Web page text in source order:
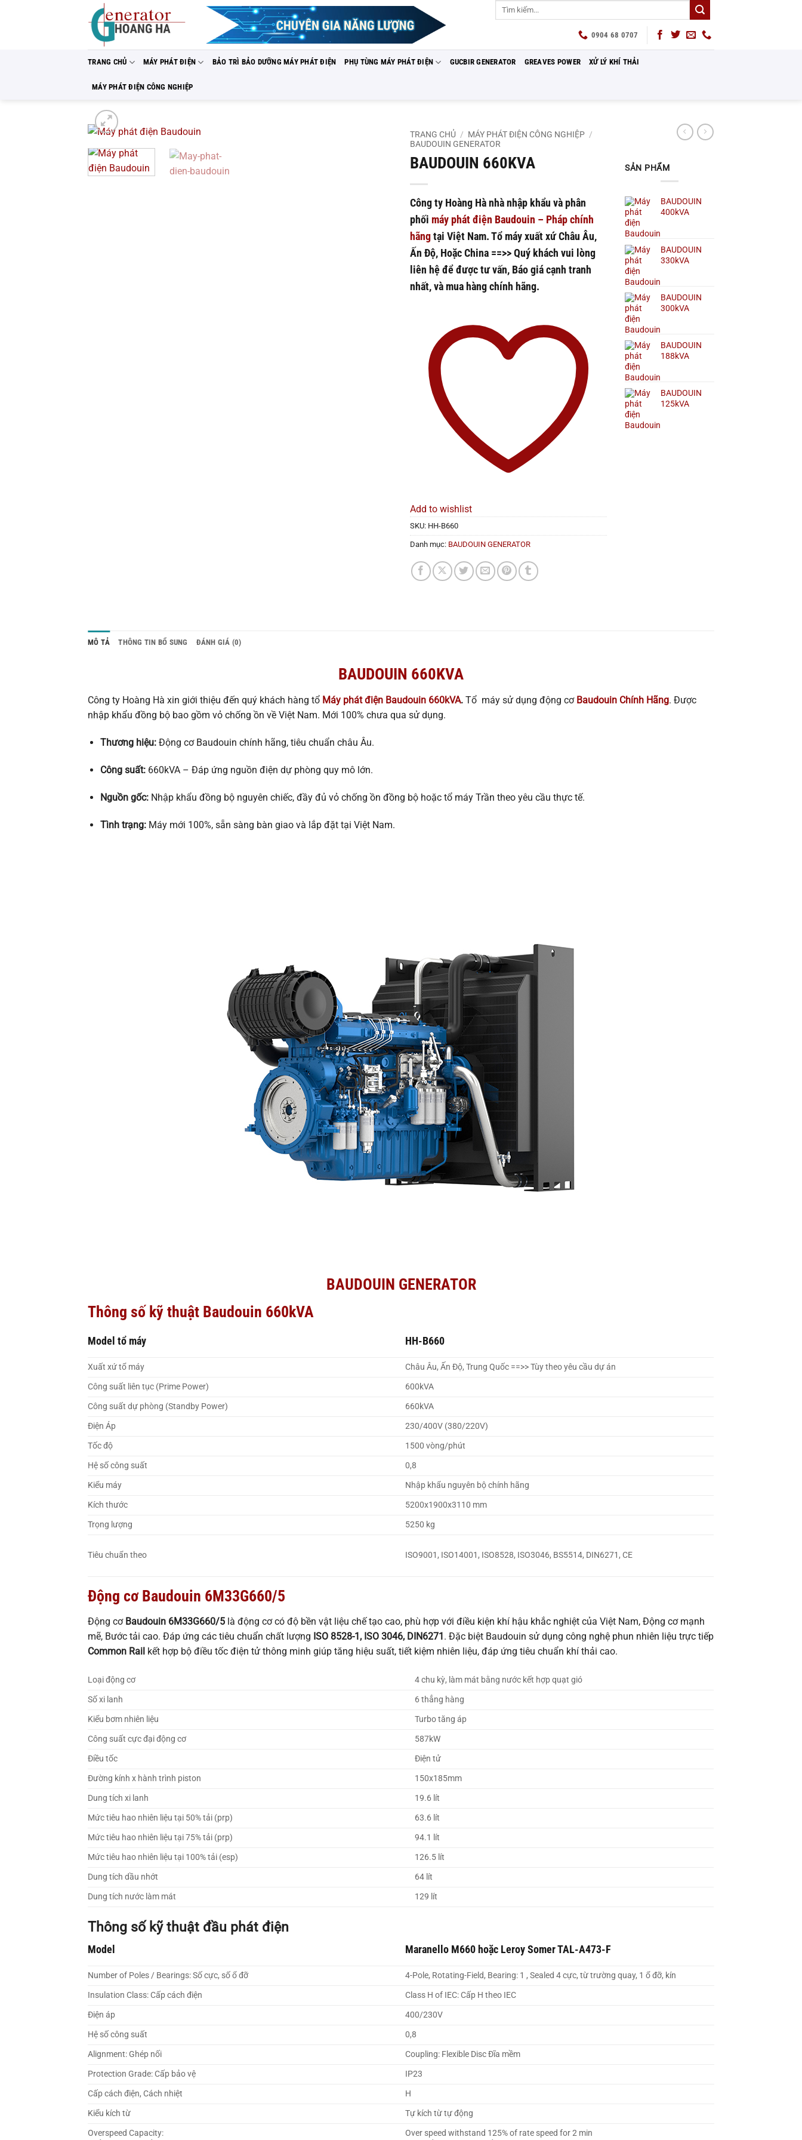
Tìm
0904 68 0707
TRANG CHỦ MÁY PHÁT ĐIỆN BẢO TRÌ BẢO DƯỠNG MÁY PHÁT ĐIỆN PHỤ TÙNG MÁY PHÁT ĐIỆN GUCBIR GENERATOR GREAVES POWER XỬ LÝ KHÍ THẢI
MÁY PHÁT ĐIỆN CÔNG NGHIỆP
TRANG CHỦ / MÁY PHÁT ĐIỆN CÔNG NGHIỆP /
BAUDOUIN GENERATOR
BAUDOUIN 660KVA
Công ty Hoàng Hà nhà nhập khẩu và phân
phối máy phát điện Baudouin – Pháp chính
hãngtại Việt Nam. Tổ máy xuất xứ Châu Âu,
Ấn Độ, Hoặc China ==>> Quý khách vui lòng
liên hệ để được tư vấn, Báo giá cạnh tranh
nhất, và mua hàng chính hãng.
Add to wishlist
SKU: HH-B660
Danh mục: BAUDOUIN GENERATOR
SẢN PHẨM
BAUDOUIN
400kVA
BAUDOUIN
330kVA
BAUDOUIN
300kVA
BAUDOUIN
188kVA
BAUDOUIN
125kVA
MÔ TẢ THÔNG TIN BỔ SUNG ĐÁNH GIÁ (0)
BAUDOUIN 660KVA
Công ty Hoàng Hà xin giới thiệu đến quý khách hàng tổ Máy phát điện Baudouin 660kVA. Tổ máy sử dụng động cơBaudouin Chính Hãng. Được
nhập khẩu đồng bộ bao gồm vỏ chống ồn về Việt Nam. Mới 100% chưa qua sử dụng.
Thương hiệu:Động cơ Baudouin chính hãng, tiêu chuẩn châu Âu.
Công suất:660kVA – Đáp ứng nguồn điện dự phòng quy mô lớn.
Nguồn gốc:Nhập khẩu đồng bộ nguyên chiếc, đầy đủ vỏ chống ồn đồng bộ hoặc tổ máy Trần theo yêu cầu thực tế.
Tình trạng:Máy mới 100%, sẵn sàng bàn giao và lắp đặt tại Việt Nam.
BAUDOUIN GENERATOR
Thông số kỹ thuật Baudouin 660kVA
Model tổ máy HH-B660
Xuất xứ tổ máy
Châu Âu, Ấn Độ, Trung Quốc ==>> Tùy theo yêu cầu dự án
Công suất liên tục (Prime Power)
600kVA
Công suất dự phòng (Standby Power)
660kVA
Điện Áp
230/400V (380/220V)
Tốc độ
1500 vòng/phút
Hệ số công suất
0,8
Kiểu máy
Nhập khẩu nguyên bộ chính hãng
Kích thước
5200x1900x3110 mm
Trọng lượng
5250 kg
Tiêu chuẩn theo ISO9001, ISO14001, ISO8528, ISO3046, BS5514, DIN6271, CE
Động cơ Baudouin 6M33G660/5
Động cơ Baudouin 6M33G660/5 là động cơ có độ bền vật liệu chế tạo cao, phù hợp với điều kiện khí hậu khắc nghiệt của Việt Nam, Động cơ mạnh
mẽ, Bước tải cao. Đáp ứng các tiêu chuẩn chất lượng ISO 8528-1, ISO 3046, DIN6271. Đặc biệt Baudouin sử dụng công nghệ phun nhiên liệu trực tiếp
Common Rail kết hợp bộ điều tốc điện tử thông minh giúp tăng hiệu suất, tiết kiệm nhiên liệu, đáp ứng tiêu chuẩn khí thải cao.
Loại động cơ
4 chu kỳ, làm mát bằng nước kết hợp quạt gió
Số xi lanh
6 thẳng hàng
Kiểu bơm nhiên liệu
Turbo tăng áp
Công suất cực đại động cơ
587kW
Điều tốc
Điện tử
Đường kính x hành trình piston
150x185mm
Dung tích xi lanh
19.6 lít
Mức tiêu hao nhiên liệu tại 50% tải (prp)
63.6 lít
Mức tiêu hao nhiên liệu tại 75% tải (prp)
94.1 lít
Mức tiêu hao nhiên liệu tại 100% tải (esp)
126.5 lít
Dung tích dầu nhớt
64 lít
Dung tích nước làm mát
129 lít
Thông số kỹ thuật đầu phát điện
Model Maranello M660 hoặc Leroy Somer TAL-A473-F
Number of Poles / Bearings: Số cực, số ổ đỡ
4-Pole, Rotating-Field, Bearing: 1 , Sealed 4 cực, từ trường quay, 1 ổ đỡ, kín
Insulation Class: Cấp cách điện
Class H of IEC: Cấp H theo IEC
Điện áp
400/230V
Hệ số công suất
0,8
Alignment: Ghép nối
Coupling: Flexible Disc Đĩa mềm
Protection Grade: Cấp bảo vệ
IP23
Cấp cách điện, Cách nhiệt
H
Kiểu kích từ
Tự kích từ tự động
Overspeed Capacity:
Over speed withstand 125% of rate speed for 2 min